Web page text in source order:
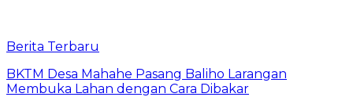
Berita Terbaru
BKTM Desa Mahahe Pasang Baliho Larangan
Membuka Lahan dengan Cara Dibakar